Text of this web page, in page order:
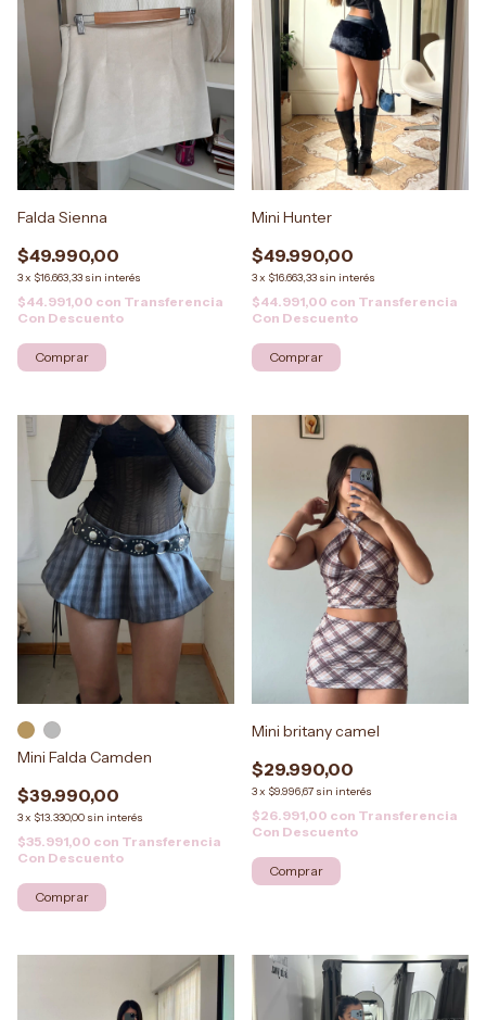
Falda Sienna
$49.990,00
3x $16.663,33 sin interés
$44.991,00 con Transferencia
Con Descuento
Mini Hunter
$49.990,00
3x $16.663,33 sin interés
$44.991,00 con Transferencia
Con Descuento
Comprar
Mini Falda Camden
$39.990,00
3x $13.330,00 sin interés
$35.991,00 con Transferencia
Con Descuento
Comprar
Mini britany camel
$29.990,00
3x $9.996,67 sin interés
$26.991,00 con Transferencia
Con Descuento